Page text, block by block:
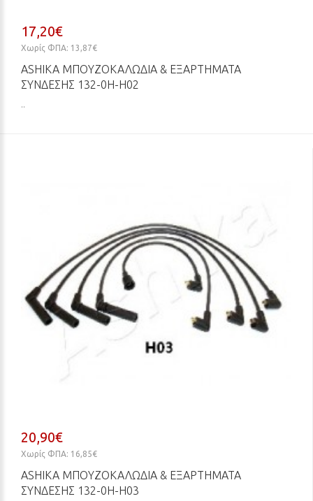
17,20€
Χωρίς ΦΠΑ: 13,87€
ASHIKA ΜΠΟΥΖΟΚΑΛΏΔΙΑ & ΕΞΑΡΤΉΜΑΤΑ
ΣΎΝΔΕΣΗΣ 132-0H-H02
..
20,90€
Χωρίς ΦΠΑ: 16,85€
ASHIKA ΜΠΟΥΖΟΚΑΛΏΔΙΑ & ΕΞΑΡΤΉΜΑΤΑ
ΣΎΝΔΕΣΗΣ 132-0H-H03